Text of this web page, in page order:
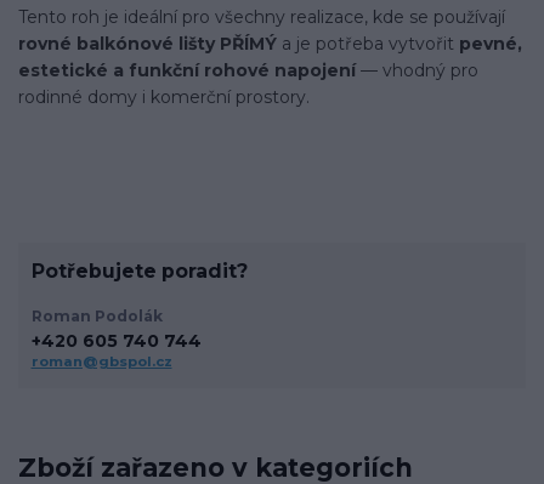
Tento roh je ideální pro všechny realizace, kde se používají
rovné balkónové lišty PŘÍMÝ a je potřeba vytvořit pevné,
estetické a funkční rohové napojení— vhodný pro
rodinné domy i komerční prostory.
Zboží zařazeno v kategoriích
Potřebujete poradit?
Roman Podolák
+420 605 740 744
roman@gbspol.cz